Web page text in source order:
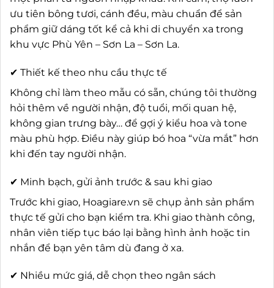
ưu tiên bông tươi, cánh đều, màu chuẩn để sản
phẩm giữ dáng tốt kể cả khi di chuyển xa trong
khu vực Phù Yên – Sơn La – Sơn La.
✔ Thiết kế theo nhu cầu thực tế
Không chỉ làm theo mẫu có sẵn, chúng tôi thường
hỏi thêm về người nhận, độ tuổi, mối quan hệ,
không gian trưng bày… để gợi ý kiểu hoa và tone
màu phù hợp. Điều này giúp bó hoa “vừa mắt” hơn
khi đến tay người nhận.
✔ Minh bạch, gửi ảnh trước & sau khi giao
Trước khi giao, Hoagiare.vn sẽ chụp ảnh sản phẩm
thực tế gửi cho bạn kiểm tra. Khi giao thành công,
nhân viên tiếp tục báo lại bằng hình ảnh hoặc tin
nhắn để bạn yên tâm dù đang ở xa.
✔ Nhiều mức giá, dễ chọn theo ngân sách